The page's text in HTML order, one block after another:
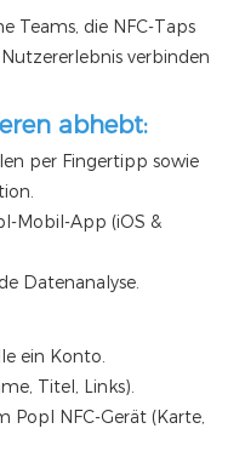
Teams, die NFC-Taps
verbinden
abhebt:
per Fingertipp sowie
Mobil-App (iOS &
Datenanalyse.
ein Konto.
Titel, Links).
Popl NFC-Gerät (Karte,